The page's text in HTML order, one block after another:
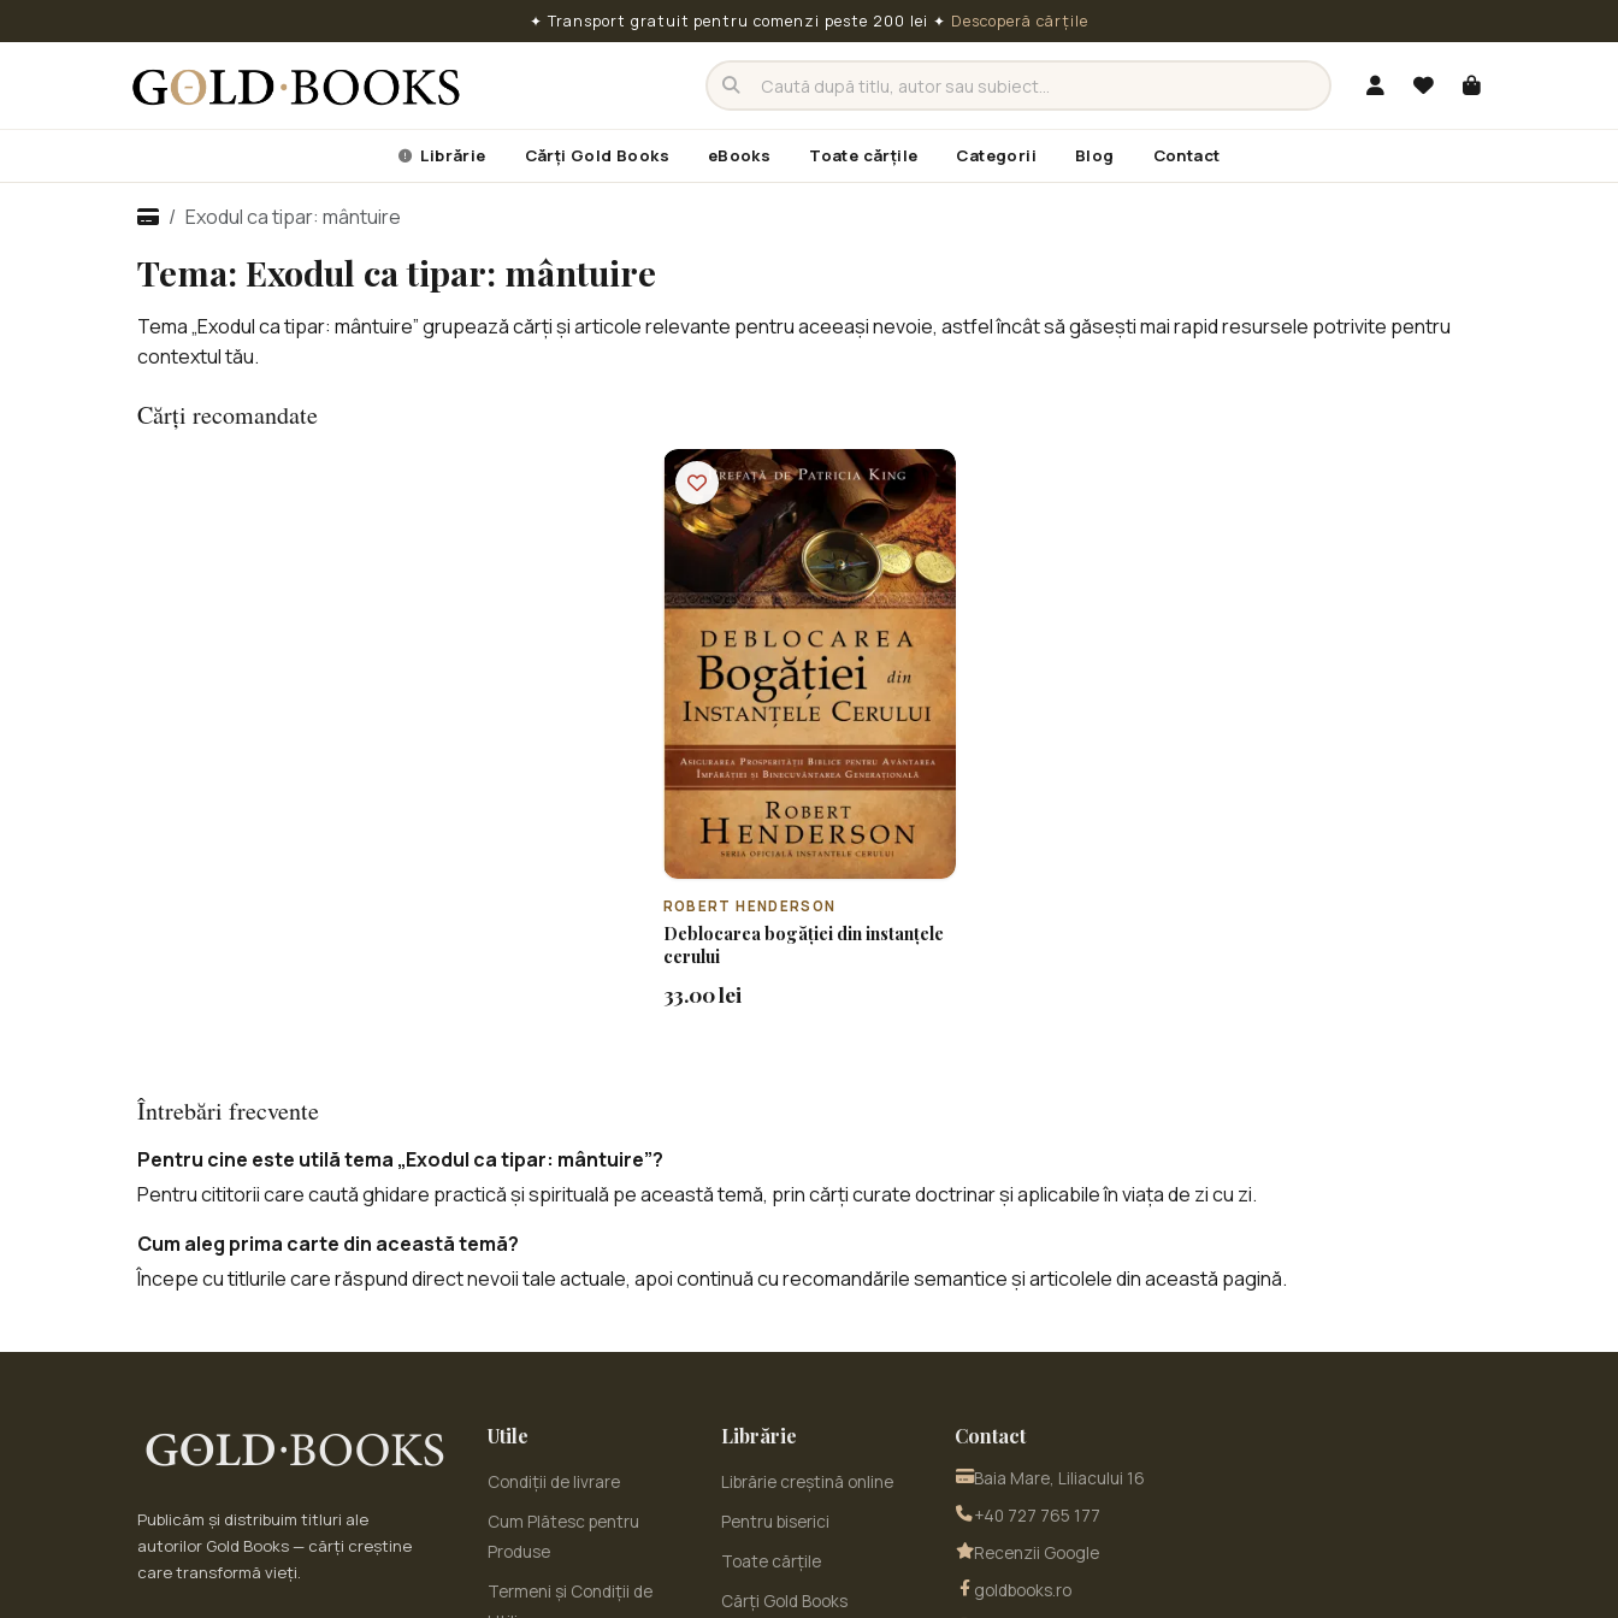
✦ Transport gratuit pentru comenzi peste 200 lei ✦ Descoperă cărțile
Librărie Cărți Gold Books eBooks Toate cărțile Categorii Blog Contact
Exodul ca tipar: mântuire
Tema: Exodul ca tipar: mântuire
Tema „Exodul ca tipar: mântuire” grupează cărți și articole relevante pentru aceeași nevoie, astfel încât să găsești mai rapid resursele potrivite pentru
contextul tău.
Cărți recomandate
ROBERT HENDERSON
Deblocarea bogăției din instanțele
cerului
33.00 lei
Întrebări frecvente
Pentru cine este utilă tema „Exodul ca tipar: mântuire”?
Pentru cititorii care caută ghidare practică și spirituală pe această temă, prin cărți curate doctrinar și aplicabile în viața de zi cu zi.
Cum aleg prima carte din această temă?
Începe cu titlurile care răspund direct nevoii tale actuale, apoi continuă cu recomandările semantice și articolele din această pagină.
Publicăm și distribuim titluri ale
autorilor Gold Books — cărți creștine
care transformă vieți.
Utile
Condiții de livrare
Cum Plătesc pentru
Produse
Termeni și Condiții de
Librărie
Librărie creștină online
Pentru biserici
Toate cărțile
Cărți Gold Books
Contact
Baia Mare, Liliacului 16
+40 727 765 177
Recenzii Google
goldbooks.ro